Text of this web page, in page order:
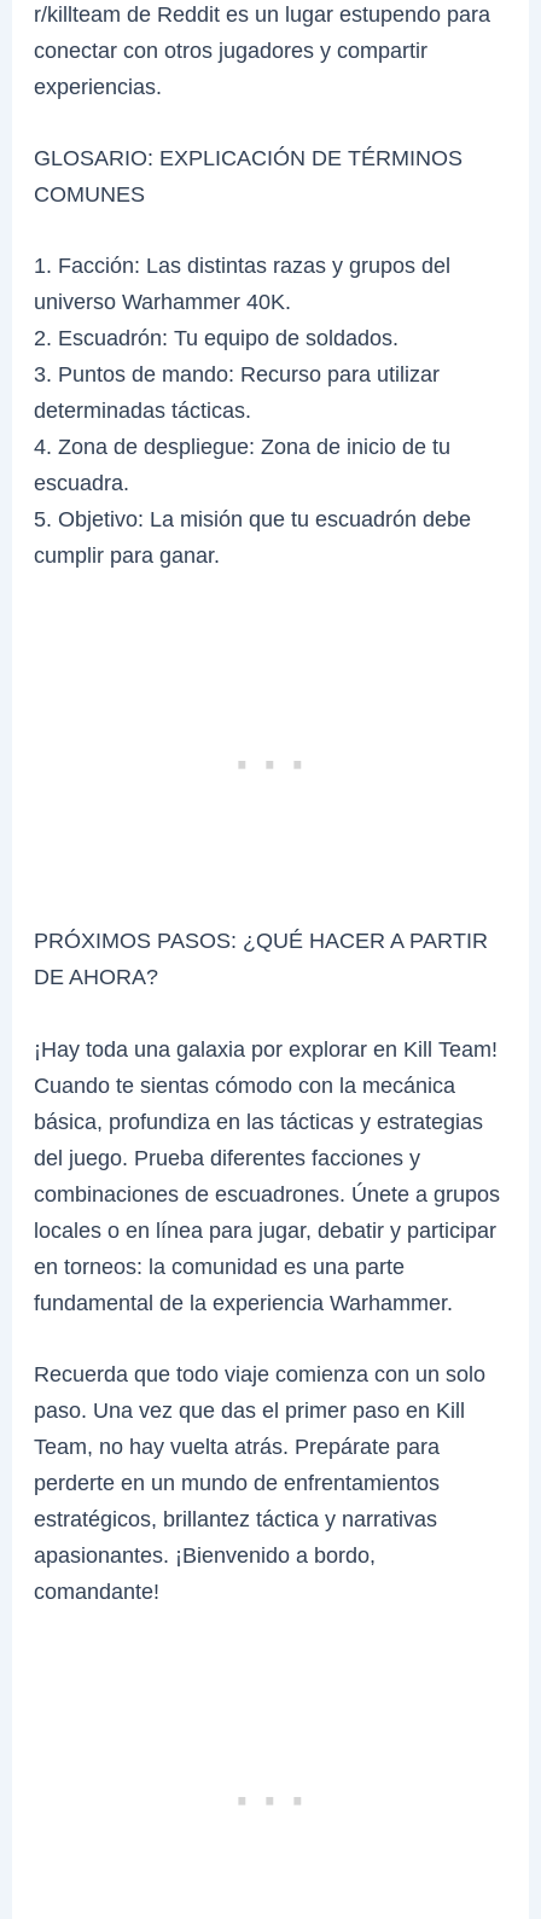
r/killteam de Reddit es un lugar estupendo para
conectar con otros jugadores y compartir
experiencias.
GLOSARIO: EXPLICACIÓN DE TÉRMINOS
COMUNES
1. Facción: Las distintas razas y grupos del
universo Warhammer 40K.
2. Escuadrón: Tu equipo de soldados.
3. Puntos de mando: Recurso para utilizar
determinadas tácticas.
4. Zona de despliegue: Zona de inicio de tu
escuadra.
5. Objetivo: La misión que tu escuadrón debe
cumplir para ganar.
PRÓXIMOS PASOS: ¿QUÉ HACER A PARTIR
DE AHORA?
¡Hay toda una galaxia por explorar en Kill Team!
Cuando te sientas cómodo con la mecánica
básica, profundiza en las tácticas y estrategias
del juego. Prueba diferentes facciones y
combinaciones de escuadrones. Únete a grupos
locales o en línea para jugar, debatir y participar
en torneos: la comunidad es una parte
fundamental de la experiencia Warhammer.
Recuerda que todo viaje comienza con un solo
paso. Una vez que das el primer paso en Kill
Team, no hay vuelta atrás. Prepárate para
perderte en un mundo de enfrentamientos
estratégicos, brillantez táctica y narrativas
apasionantes. ¡Bienvenido a bordo,
comandante!